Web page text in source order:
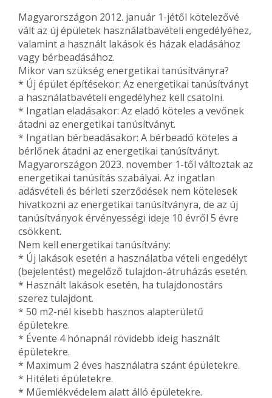
Magyarországon 2012. január 1-jétől kötelezővé
vált az új épületek használatbavételi engedélyéhez,
valamint a használt lakások és házak eladásához
vagy bérbeadásához.
Mikor van szükség energetikai tanúsítványra?
* Új épület építésekor: Az energetikai tanúsítványt
a használatbavételi engedélyhez kell csatolni.
* Ingatlan eladásakor: Az eladó köteles a vevőnek
átadni az energetikai tanúsítványt.
* Ingatlan bérbeadásakor: A bérbeadó köteles a
bérlőnek átadni az energetikai tanúsítványt.
Magyarországon 2023. november 1-től változtak az
energetikai tanúsítás szabályai. Az ingatlan
adásvételi és bérleti szerződések nem kötelesek
hivatkozni az energetikai tanúsítványra, de az új
tanúsítványok érvényességi ideje 10 évről 5 évre
csökkent.
Nem kell energetikai tanúsítvány:
* Új lakások esetén a használatba vételi engedélyt
(bejelentést) megelőző tulajdon-átruházás esetén.
* Használt lakások esetén, ha tulajdonostárs
szerez tulajdont.
* 50 m2-nél kisebb hasznos alapterületű
épületekre.
* Évente 4 hónapnál rövidebb ideig használt
épületekre.
* Maximum 2 éves használatra szánt épületekre.
* Hitéleti épületekre.
* Műemlékvédelem alatt álló épületekre.